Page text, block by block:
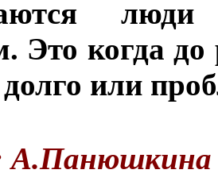
Это когда до
или